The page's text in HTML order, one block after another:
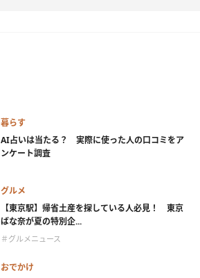
暮らす
AI占いは当たる？ 実際に使った人の口コミをア
ンケート調査
グルメ
【東京駅】帰省土産を探している人必見！ 東京
ばな奈が夏の特別企...
＃グルメニュース
おでかけ